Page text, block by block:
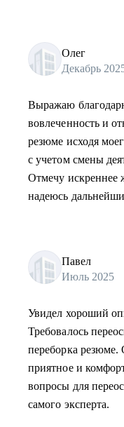
Олег
Декабрь
Выражаю
вовлеченность и
резюме исходя
с учетом смены
Отмечу искреннее
надеюсь
Павел
Июль 2025
Увидел хороший
Требовалось
переборка резюме.
приятное и
вопросы для
самого эксперта.